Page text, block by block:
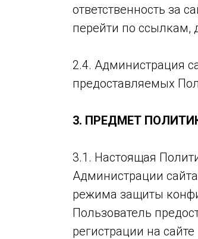
ответственность за
перейти по ссылкам,
2.4. Администрация
предоставляемых
3. ПРЕДМЕТ
3.1. Настоящая
Администрации сайта
режима защиты
Пользователь
регистрации на